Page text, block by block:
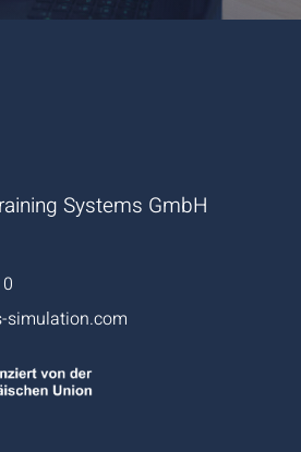
Systems GmbH
simulation.com